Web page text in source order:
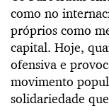
como no
próprios como
capital. Hoje,
ofensiva e
movimento
solidariedade